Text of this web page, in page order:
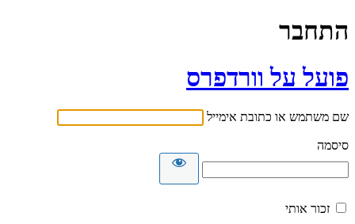
התחבר
פועל על וורדפרס
שם משתמש או כתובת אימייל
סיסמה
זכור אותי